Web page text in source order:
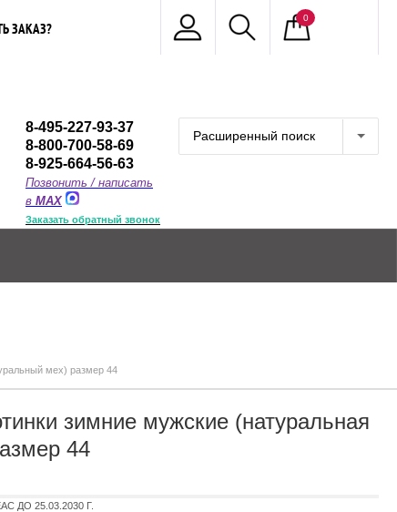
0
ЗАКАЗ?
Расширенный поиск
8-495-227-93-37
8-800-700-58-69
8-925-664-56-63
Позвонить / написать
в MAX
Заказать обратный звонок
мех) размер 44
зимние мужские (натуральная
44
ДО 25.03.2030 Г.